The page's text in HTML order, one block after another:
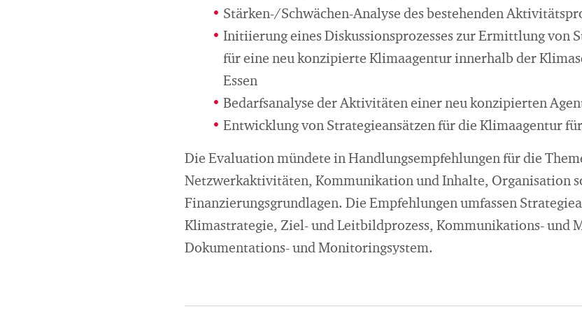
Stärken-/Schwächen-Analyse des bestehenden
Initiierung eines Diskussionsprozesses zur Ermittlung von
für eine neu konzipierte Klimaagentur innerhalb der
Essen
Bedarfsanalyse der Aktivitäten einer neu konzipierten
Entwicklung von Strategieansätzen für die Klimaagentur
Die Evaluation mündete in Handlungsempfehlungen für die
Netzwerkaktivitäten, Kommunikation und Inhalte, Organisation
Finanzierungsgrundlagen. Die Empfehlungen umfassen
Klimastrategie, Ziel- und Leitbildprozess, Kommunikations- und
Dokumentations- und Monitoringsystem.